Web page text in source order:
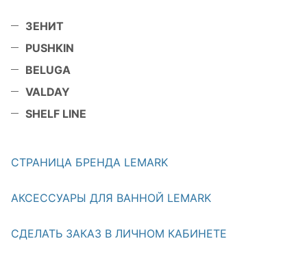
ЗЕНИТ
PUSHKIN
BELUGA
VALDAY
SHELF LINE
СТРАНИЦА БРЕНДА LEMARK
АКСЕССУАРЫ ДЛЯ ВАННОЙ LEMARK
СДЕЛАТЬ ЗАКАЗ В ЛИЧНОМ КАБИНЕТЕ